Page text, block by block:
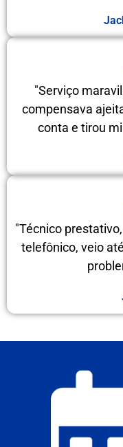
"Serviço
compensava
conta e tirou
"Técnico
telefônico, veio